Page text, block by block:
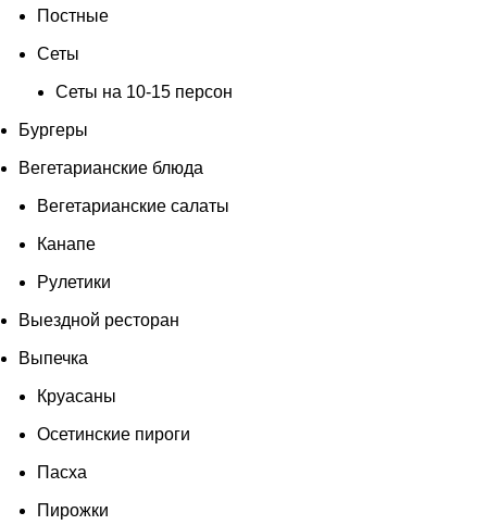
Постные
Сеты
Сеты на 10-15 персон
Бургеры
Вегетарианские блюда
Вегетарианские салаты
Канапе
Рулетики
Выездной ресторан
Выпечка
Круасаны
Осетинские пироги
Пасха
Пирожки